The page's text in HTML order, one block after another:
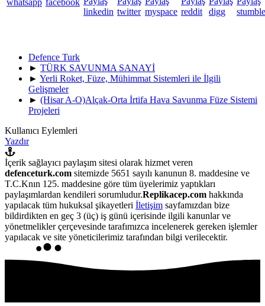
Defence Turk
► TÜRK SAVUNMA SANAYİ
► Yerli Roket, Füze, Mühimmat Sistemleri ile İlgili
Gelişmeler
► (Hisar A-O)Alçak-Orta İrtifa Hava Savunma Füze Sistemi
Projeleri
Kullanıcı Eylemleri
Yazdır
İçerik sağlayıcı paylaşım sitesi olarak hizmet veren
defenceturk.com sitemizde 5651 sayılı kanunun 8. maddesine ve
T.C.Knın 125. maddesine göre tüm üyelerimiz yaptıkları
paylaşımlardan kendileri sorumludur.Replikacep.com hakkında
yapılacak tüm hukuksal şikayetleri İletişim sayfamızdan bize
bildirdikten en geç 3 (üç) iş günü içerisinde ilgili kanunlar ve
yönetmelikler çerçevesinde tarafımızca incelenerek gereken işlemler
yapılacak ve site yöneticilerimiz tarafından bilgi verilecektir.